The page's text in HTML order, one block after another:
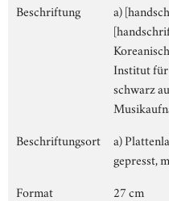
Beschriftung
a)
Institut für
schwarz
Beschriftungsort
a)
gepresst,
Format
27 cm